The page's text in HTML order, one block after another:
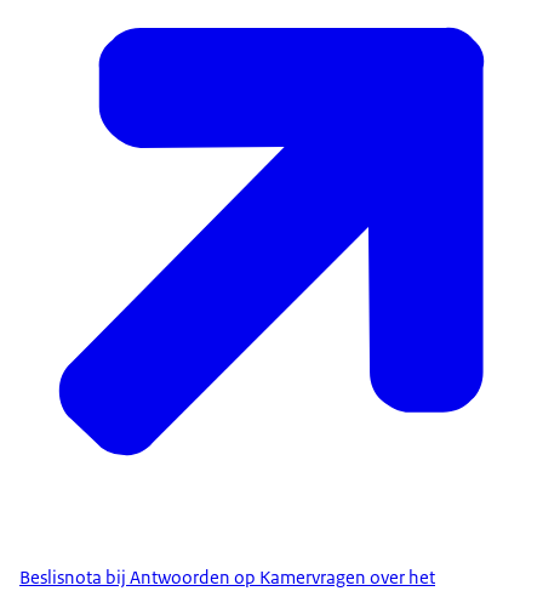
Beslisnota bij Antwoorden op Kamervragen over het